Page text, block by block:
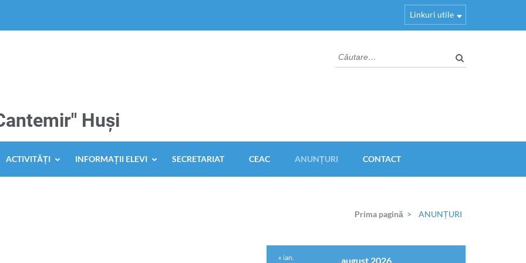
Linkuri utile
Huși
Caută
după:
ACTIVITĂȚI INFORMAȚII ELEVI SECRETARIAT CEAC ANUNȚURI CONTACT
Prima pagină > ANUNȚURI
august 2026
« ian.